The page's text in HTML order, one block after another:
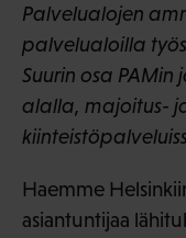
Palvelualojen
palvelualoilla
Suurin osa
alalla, majoitus-
Haemme
asiantuntijaa